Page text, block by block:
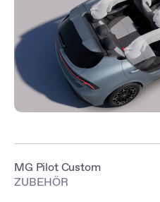
MG Pilot Custom
ZUBEHÖR